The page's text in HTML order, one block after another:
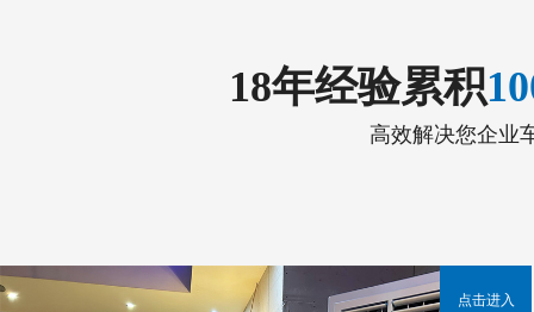
18年经验累积
高效解决您企业
点击进入